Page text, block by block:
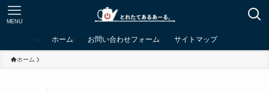
MENU
ホーム お問い合わせフォーム サイトマップ
ホーム